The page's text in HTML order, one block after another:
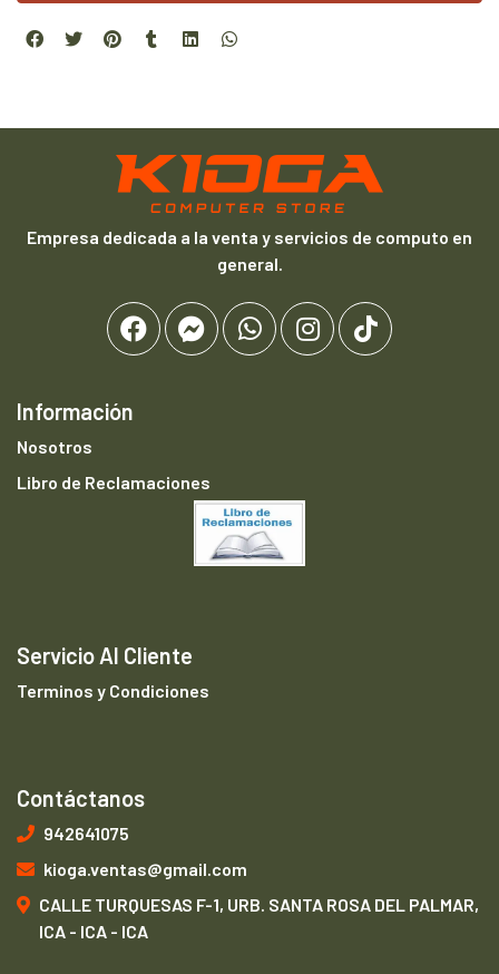
Empresa dedicada a la venta y servicios de computo en
general.
Información
Nosotros
Libro de Reclamaciones
Servicio Al Cliente
Terminos y Condiciones
Contáctanos
942641075
kioga.ventas@gmail.com
CALLE TURQUESAS F-1, URB. SANTA ROSA DEL PALMAR,
ICA - ICA - ICA